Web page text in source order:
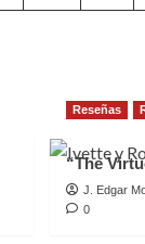
Reseñas
“The
J. Edgar
0